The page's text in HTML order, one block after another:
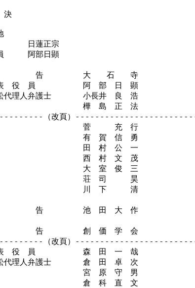
日蓮正宗
阿部日顕
　　　　大　　石　　寺
　　　　阿　部　日　顕
　　　　小長井　良　浩
　　　　樺　島　正　法
（改頁）
　　　　菅　　　充　行
　　　　有　賀　信　勇
　　　　田　村　公　一
　　　　西　村　文　茂
　　　　大　室　俊　三
　　　　荘　司　　　昊
　　　　川　下　　　清
　　　　池　田　大　作
　　　　創　価　学　会
（改頁）
　　　　森　田　一　哉
　　　　倉　田　卓　次
　　　　宮　原　守　男
　　　　倉　科　直　文